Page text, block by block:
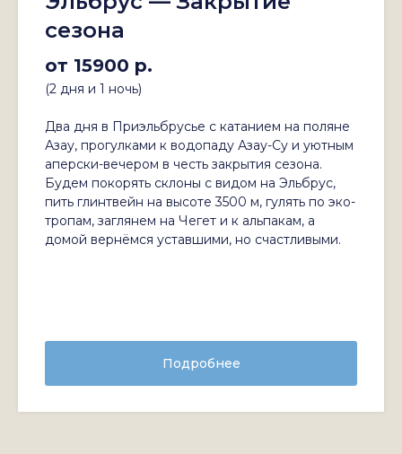
сезона
от 15900 р.
(2 дня и 1 ночь)
Два дня в Приэльбрусье с катанием на поляне
Азау, прогулками к водопаду Азау-Су и уютным
аперски-вечером в честь закрытия сезона.
Будем покорять склоны с видом на Эльбрус,
пить глинтвейн на высоте 3500 м, гулять по эко-
тропам, заглянем на Чегет и к альпакам, а
домой вернёмся уставшими, но счастливыми.
Подробнее